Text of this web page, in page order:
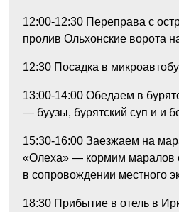
12:00-12:30 Переправа с
пролив Ольхонские ворота
12:30 Посадка в
13:00-14:00 Обедаем в
— буузы, бурятский суп и и
15:30-16:00 Заезжаем на
«Олеха» — кормим маралов
в сопровождении местного
18:30 Прибытие в отель в